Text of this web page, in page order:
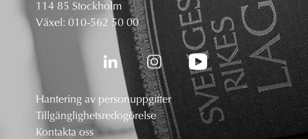
114 85 Stockholm
Växel: 010-562 50 00
Hantering av personuppgifter
Tillgänglighetsredogörelse
Kontakta oss